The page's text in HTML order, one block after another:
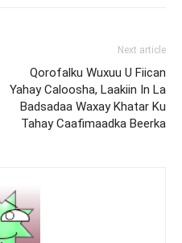
Next article
Qorofalku Wuxuu U Fiican
Yahay Caloosha, Laakiin In La
Badsadaa Waxay Khatar Ku
Tahay Caafimaadka Beerka